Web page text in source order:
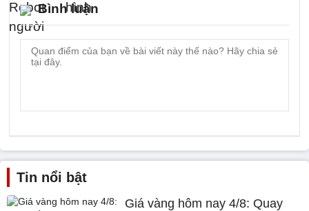
Bình luận
Tin nổi bật
Giá vàng hôm nay 4/8: Quay